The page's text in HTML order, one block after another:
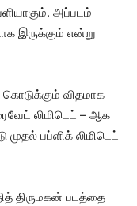
அப்படம்
இருக்கும் என்று
கொடுக்கும் விதமாக
லிமிடெட் – ஆக
பப்ளிக் லிமிடெட்
திருமகன் படத்தை